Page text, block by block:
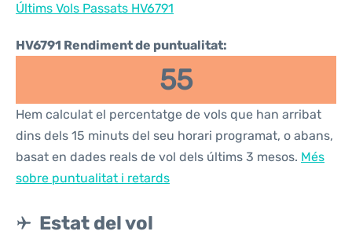
Últims Vols Passats HV6791
HV6791 Rendiment de puntualitat:
55
Hem calculat el percentatge de vols que han arribat
dins dels 15 minuts del seu horari programat, o abans,
basat en dades reals de vol dels últims 3 mesos. Més
sobre puntualitat i retards
Estat del vol